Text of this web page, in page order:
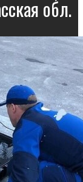
обл.